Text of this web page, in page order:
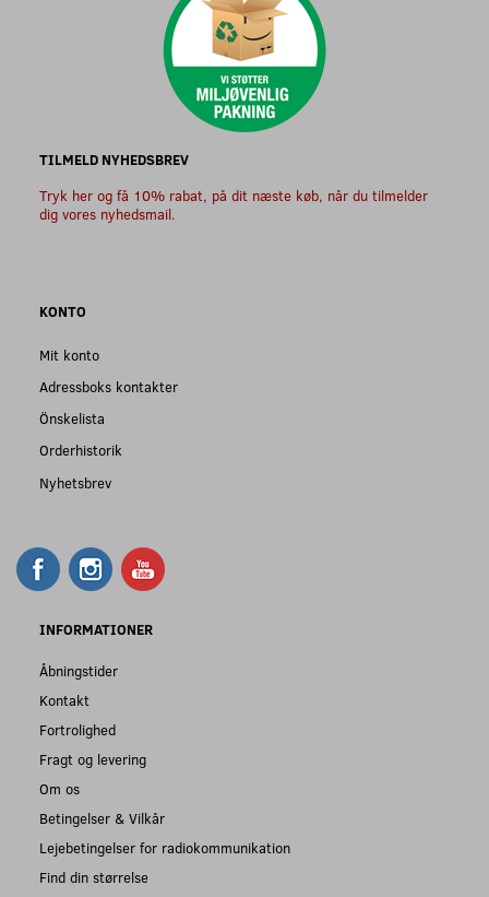
TILMELD NYHEDSBREV
Tryk her og få 10% rabat, på dit næste køb, når du tilmelder
dig vores nyhedsmail.
KONTO
Mit konto
Adressboks kontakter
Önskelista
Orderhistorik
Nyhetsbrev
INFORMATIONER
Åbningstider
Kontakt
Fortrolighed
Fragt og levering
Om os
Betingelser & Vilkår
Lejebetingelser for radiokommunikation
Find din størrelse